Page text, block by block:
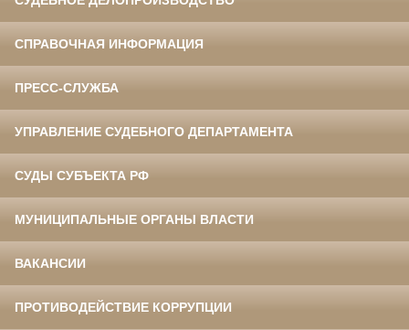
СПРАВОЧНАЯ ИНФОРМАЦИЯ
ПРЕСС-СЛУЖБА
УПРАВЛЕНИЕ СУДЕБНОГО ДЕПАРТАМЕНТА
СУДЫ СУБЪЕКТА РФ
МУНИЦИПАЛЬНЫЕ ОРГАНЫ ВЛАСТИ
ВАКАНСИИ
ПРОТИВОДЕЙСТВИЕ КОРРУПЦИИ